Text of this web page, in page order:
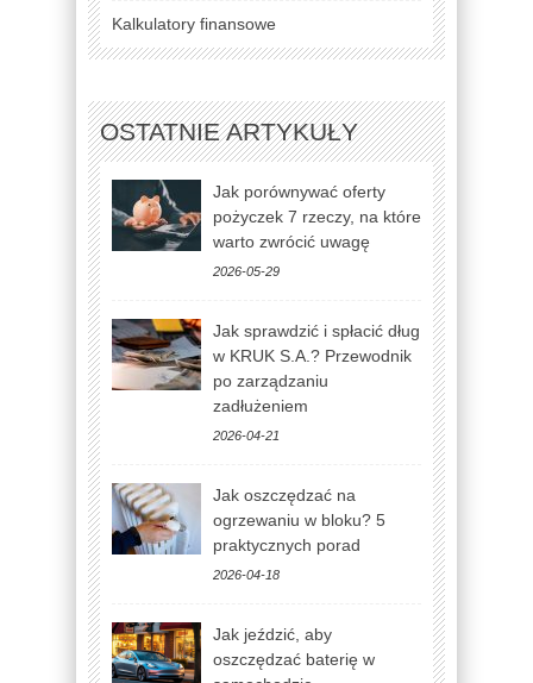
Kalkulatory finansowe
OSTATNIE ARTYKUŁY
Jak porównywać oferty
pożyczek 7 rzeczy, na które
warto zwrócić uwagę
2026-05-29
Jak sprawdzić i spłacić dług
w KRUK S.A.? Przewodnik
po zarządzaniu
zadłużeniem
2026-04-21
Jak oszczędzać na
ogrzewaniu w bloku? 5
praktycznych porad
2026-04-18
Jak jeździć, aby
oszczędzać baterię w